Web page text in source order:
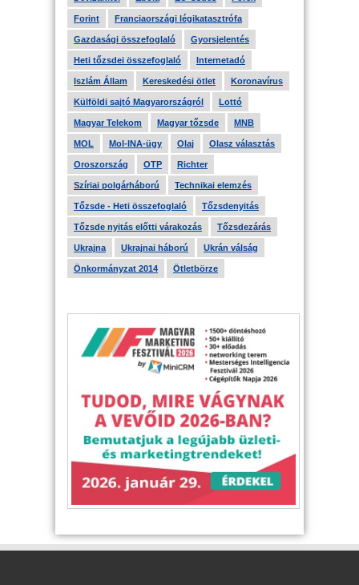
Forint Franciaországi légikatasztrófa
Gazdasági összefoglaló Gyorsjelentés
Heti tőzsdei összefoglaló Internetadó
Iszlám Állam Kereskedési ötlet Koronavírus
Külföldi sajtó Magyarországról Lottó
Magyar Telekom Magyar tőzsde MNB
MOL Mol-INA-ügy Olaj Olasz választás
Oroszország OTP Richter
Szíriai polgárháború Technikai elemzés
Tőzsde - Heti összefoglaló Tőzsdenyitás
Tőzsde nyitás előtti várakozás Tőzsdezárás
Ukrajna Ukrajnai háború Ukrán válság
Önkormányzat 2014 Ötletbörze